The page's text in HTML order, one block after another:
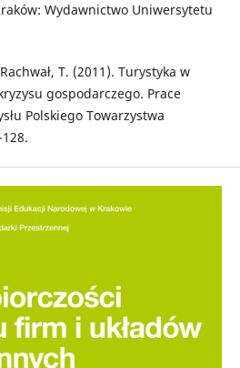
Wydawnictwo Uniwersytetu
T. (2011). Turystyka w
gospodarczego. Prace
Polskiego Towarzystwa